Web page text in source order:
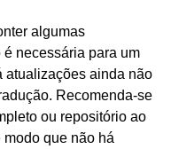
algumas
necessária para um
atualizações ainda não
Recomenda-se
ou repositório ao
que não há